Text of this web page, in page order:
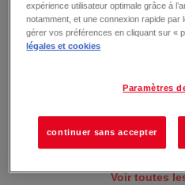
Le 30/07/2026
Le GEEV Shop fait
Lire la suite →
Voir toutes
expérience utilisateur optimale grâce à
notamment, et une connexion rapide
gérer vos préférences en cliquant sur «
légales et cookies
Paramètres
continuer sans accepter